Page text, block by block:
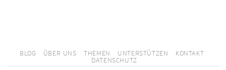
BLOG ÜBER UNS THEMEN UNTERSTÜTZEN
KONTAKT
DATENSCHUTZ